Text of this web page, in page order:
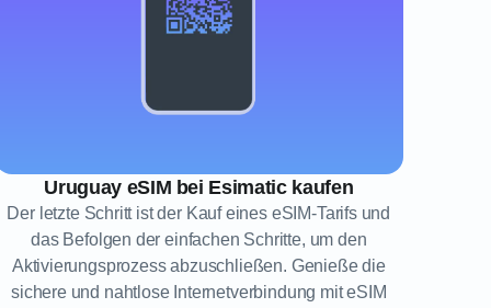
Uruguay eSIM bei Esimatic kaufen
Der letzte Schritt ist der Kauf eines eSIM-Tarifs und
das Befolgen der einfachen Schritte, um den
Aktivierungsprozess abzuschließen. Genieße die
sichere und nahtlose Internetverbindung mit eSIM